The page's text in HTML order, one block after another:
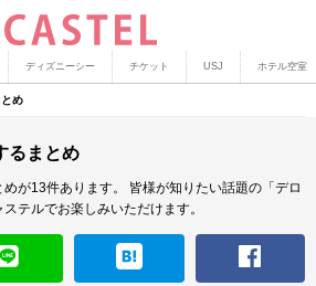
ディズニーシー チケット USJ ホテル空室
め
るまとめ
が13件あります。
皆様が知りたい話題の「デロ
テルでお楽しみいただけます。